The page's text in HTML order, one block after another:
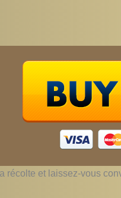
récolte et laissez-vous